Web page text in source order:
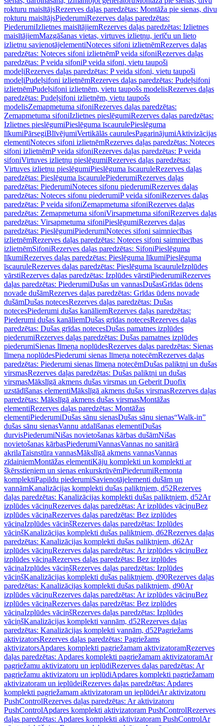
rokturu maisītājsRezerves daļas paredzētas: Montāža pie sienas, divu
rokturu maisītājsPiederumiRezerves daļas paredzētas:
PiederumiIzlietnes maisītājiemRezerves daļas paredzētas: Izlietnes
maisītājiemMazgāšanas vietas, virtuves izlietņu, ierīču un lieto
izlietņu savienotājelementiNoteces sifoni izlietnēmRezerves daļas
paredzētas: Noteces sifoni izlietnēmP veida sifoniRezerves daļas
paredzētas: P veida sifoniP veida sifoni, vietu taupoši
modeļiRezerves daļas paredzētas: P veida sifoni, vietu taupoši
modeļiPudeļsifoni izlietnēmRezerves daļas paredzētas: Pudeļsifoni
izlietnēmPudeļsifoni izlietnēm, vietu taupošs modelisRezerves daļas
paredzētas: Pudeļsifoni izlietnēm, vietu taupošs
modelisZemapmetuma sifoniRezerves daļas paredzētas:
Zemapmetuma sifoniIzlietnes pieslēgumiRezerves daļas paredzētas:
Izlietnes pieslēgumiPieslēguma īscaurulePieslēguma
līkumiPārsegiBlīvējumiVertikālās caurulesPagarinājumiAktivizācijas
elementiNoteces sifoni izlietnēmRezerves daļas paredzētas: Noteces
sifoni izlietnēmP veida sifoniRezerves daļas paredzētas: P veida
sifoniVirtuves izlietņu pieslēgumiRezerves daļas paredzētas:
Virtuves izlietņu pieslēgumiPieslēguma īscauruleRezerves daļas
paredzētas: Pieslēguma īscaurulePiederumiRezerves daļas
paredzētas: PiederumiNoteces sifonu piederumiRezerves daļas
paredzētas: Noteces sifonu piederumiP veida sifoniRezerves daļas
paredzētas: P veida sifoniZemapmetuma sifoniRezerves daļas
paredzētas: Zemapmetuma sifoniVirsapmetuma sifoniRezerves daļas
paredzētas: Virsapmetuma sifoniPieslēgumiRezerves daļas
paredzētas: PieslēgumiPiederumiNoteces sifoni saimniecības
izlietnēmRezerves daļas paredzētas: Noteces sifoni saimniecības
izlietnēmSifoniRezerves daļas paredzētas: SifoniPieslēguma
līkumiRezerves daļas paredzētas: Pieslēguma līkumiPieslēguma
īscauruleRezerves daļas paredzētas: Pieslēguma īscauruleIzplūdes
vārstiRezerves daļas paredzētas: Izplūdes vārstiPiederumiRezerves
daļas paredzētas: PiederumiDušas un vannasDušasGrīdas ūdens
novade dušāmRezerves daļas paredzētas: Grīdas ūdens novade
dušāmDušas notecesRezerves daļas paredzētas: Dušas
notecesPiederumi dušas kanāliemRezerves daļas paredzētas:
Piederumi dušas kanāliemDušas grīdas notecesRezerves daļas
paredzētas: Dušas grīdas notecesDušas pamatnes izplūdes
piederumiRezerves daļas paredzētas: Dušas pamatnes izplūdes
piederumiSienas līmeņa noplūdesRezerves daļas paredzētas: Sienas
līmeņa noplūdesPiederumi sienas līmeņa notecēmRezerves daļas
paredzētas: Piederumi sienas līmeņa notecēmDušas paliktņi un dušas
virsmasRezerves daļas paredzētas: Dušas paliktņi un dušas
virsmasMākslīgā akmens dušas virsmas un Geberit Duofix
uzstādīšanas elementiMākslīgā akmens dušas virsmasRezerves daļas
paredzētas: Mākslīgā akmens dušas virsmasMontāžas
elementiRezerves daļas paredzētas: Montāžas
elementiPiederumiDušas sānu sienasDušas sānu sienas“Walk-in”
dušas sānu sienasVannu atdalīšanas elementiDušas
durvisPiederumiNišas novietošanas kārbas dušāmNišas
novietošanas kārbasPiederumiVannasVannas no sanitārā
akrilaTaisnstūra vannasMākslīgā akmens vannasVannas
zīdaiņiemMontāžas elementiKāju komplekti un komplekti ar
šķērsstieņiem un sienas enkurskrūvēmPiederumiRemonta
komplektiPapildu piederumiSavienotājelementi dušām un
vannāmKanalizācijas komplekti dušas paliktņiem, d52Rezerves
daļas paredzētas: Kanalizācijas komplekti dušas paliktņiem, d52Ar
izplūdes vāciņuRezerves daļas paredzētas: Ar izplūdes vāciņuBez
izplūdes vāciņaRezerves daļas paredzētas: Bez izplūdes
vāciņaIzplūdes vāciņšRezerves daļas paredzētas: Izplūdes
vāciņšKanalizācijas komplekti dušas paliktņiem, d62Rezerves daļas
paredzētas: Kanalizācijas komplekti dušas paliktņiem, d62Ar
izplūdes vāciņuRezerves daļas paredzētas: Ar izplūdes vāciņuBez
izplūdes vāciņaRezerves daļas paredzētas: Bez izplūdes
vāciņaIzplūdes vāciņšRezerves daļas paredzētas: Izplūdes
vāciņšKanalizācijas komplekti dušas paliktņiem, d90Rezerves daļas
paredzētas: Kanalizācijas komplekti dušas paliktņiem, d90Ar
izplūdes vāciņuRezerves daļas paredzētas: Ar izplūdes vāciņuBez
izplūdes vāciņaRezerves daļas paredzētas: Bez izplūdes
vāciņaIzplūdes vāciņšRezerves daļas paredzētas: Izplūdes
vāciņšKanalizācijas komplekti vannām, d52Rezerves daļas
paredzētas: Kanalizācijas komplekti vannām, d52Pagriežams
aktivizatorsRezerves daļas paredzētas: Pagriežams
aktivizatorsApdares komplekti pagriežamam aktivizatoramRezerves
daļas paredzētas: Apdares komplekti pagriežamam aktivizatoramAr
pagriežamu aktivizatoru un ieplūdiRezerves daļas paredzētas: Ar
pagriežamu aktivizatoru un ieplūdiApdares komplekti pagriežamam
aktivizatoram un ieplūdeiRezerves daļas paredzētas: Apdares
komplekti pagriežamam aktivizatoram un ieplūdeiAr aktivizatoru
PushControlRezerves daļas paredzētas: Ar aktivizatoru
PushControlApdares komplekti aktivizatoram PushControlRezerves
daļas paredzētas: Apdares komplekti aktivizatoram PushControlAr